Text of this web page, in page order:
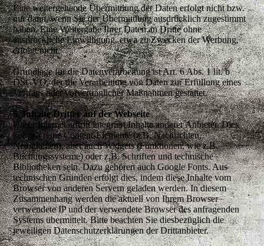
Eine weitergehende Übermittlung der Daten erfolgt nicht bzw.
nur dann, wenn Sie der Übermittlung ausdrücklich zugestimmt
haben. Eine Weitergabe Ihrer Daten an Dritte ohne
ausdrückliche Einwilligung, etwa zu Zwecken der Werbung,
erfolgt nicht.
Grundlage für die Datenverarbeitung ist Art. 6 Abs. 1 lit. b
DSGVO, der die Verarbeitung von Daten zur Erfüllung eines
Vertrags oder vorvertraglicher Maßnahmen gestattet.
5. Inhalte Dritter auf der Webseite
Unser Internetauftritt integriert Inhalte anderer Anbieter. Dies
können reine Content-Elemente (z.B. Nachrichten,
Neuigkeiten), aber auch Widgets (Funktionen, wie z.B.
Buchungssysteme) oder z.B. Schriften und technische
Bibliotheken sein. Dazu gehören auch Google Fonts. Aus
technischen Gründen erfolgt dies, indem diese Inhalte vom
Browser von anderen Servern geladen werden. In diesem
Zusammenhang werden die aktuell von Ihrem Browser
verwendete IP und der verwendete Browser des anfragenden
Systems übermittelt. Bitte beachten Sie diesbezüglich die
jeweiligen Datenschutzerklärungen der Drittanbieter.